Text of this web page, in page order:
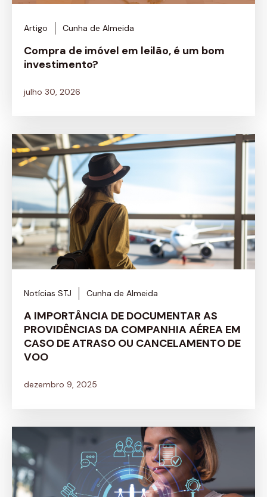
Artigo Cunha de Almeida
Compra de imóvel em leilão, é um bom
investimento?
julho 30, 2026
Notícias STJ Cunha de Almeida
A IMPORTÂNCIA DE DOCUMENTAR AS
PROVIDÊNCIAS DA COMPANHIA AÉREA EM
CASO DE ATRASO OU CANCELAMENTO DE
VOO
dezembro 9, 2025